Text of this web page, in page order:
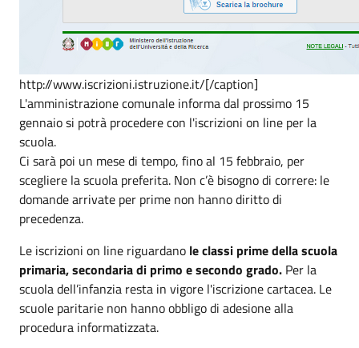
http://www.iscrizioni.istruzione.it/[/caption]
L'amministrazione comunale informa dal prossimo 15
gennaio si potrà procedere con l'iscrizioni on line per la
scuola.
Ci sarà poi un mese di tempo, fino al 15 febbraio, per
scegliere la scuola preferita. Non c’è bisogno di correre: le
domande arrivate per prime non hanno diritto di
precedenza.
Le iscrizioni on line riguardano le classi prime della scuola
primaria, secondaria di primo e secondo grado. Per la
scuola dell’infanzia resta in vigore l'iscrizione cartacea. Le
scuole paritarie non hanno obbligo di adesione alla
procedura informatizzata.